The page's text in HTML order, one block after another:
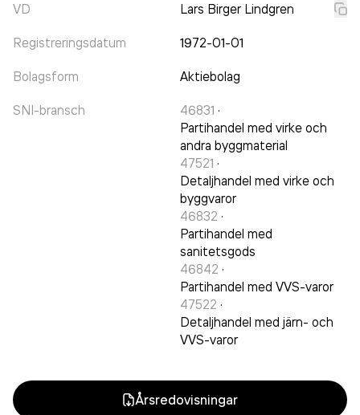
VD Lars Birger Lindgren
Registreringsdatum 1972-01-01
Bolagsform Aktiebolag
SNI-bransch 46831 ·
Partihandel med virke och
andra byggmaterial
47521 ·
Detaljhandel med virke och
byggvaror
46832 ·
Partihandel med
sanitetsgods
46842 ·
Partihandel med VVS-varor
47522 ·
Detaljhandel med järn- och
VVS-varor
Årsredovisningar